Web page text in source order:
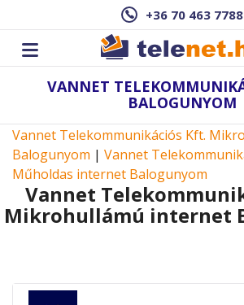
+36 70 463 7788
VANNET
BALOGUNYOM
Vannet Telekommunikációs Kft.
Balogunyom | Vannet
Műholdas internet Balogunyom
Vannet
Mikrohullámú internet